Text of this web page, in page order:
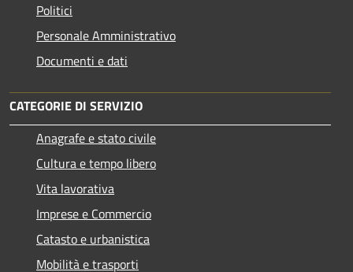
Politici
Personale Amministrativo
Documenti e dati
CATEGORIE DI SERVIZIO
Anagrafe e stato civile
Cultura e tempo libero
Vita lavorativa
Imprese e Commercio
Catasto e urbanistica
Mobilità e trasporti